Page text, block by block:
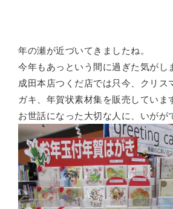
年の瀬が近づいてきましたね。
今年もあっという間に過ぎた気がし
成田本店つくだ店では只今、クリス
ガキ、年賀状素材集を販売していま
お世話になった大切な人に、いがが